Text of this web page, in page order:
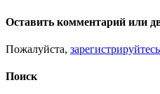
Оставить комментарий или
Пожалуйста, зарегистрируйтесь
Поиск